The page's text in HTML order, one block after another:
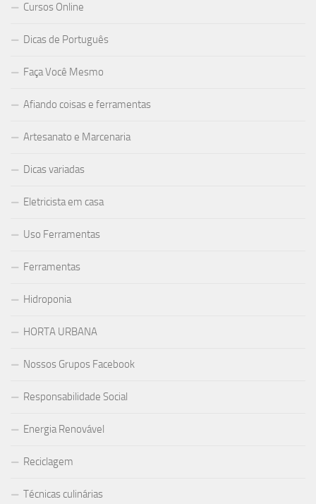
Cursos Online
Dicas de Português
Faça Você Mesmo
Afiando coisas e ferramentas
Artesanato e Marcenaria
Dicas variadas
Eletricista em casa
Uso Ferramentas
Ferramentas
Hidroponia
HORTA URBANA
Nossos Grupos Facebook
Responsabilidade Social
Energia Renovável
Reciclagem
Técnicas culinárias